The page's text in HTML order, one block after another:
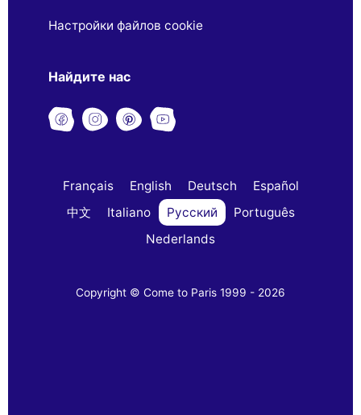
Настройки файлов cookie
Найдите нас
Français English Deutsch
Español
中文
Italiano Русский
Português
Nederlands
Copyright © Come to Paris 1999 - 2026